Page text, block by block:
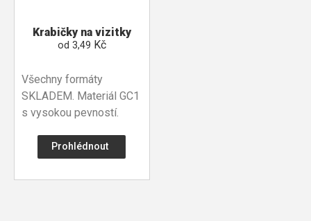
Krabičky na vizitky
od 3,49 Kč
Všechny formáty
SKLADEM. Materiál GC1
s vysokou pevností.
Prohlédnout